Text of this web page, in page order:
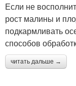
Если не
рост малины и
подкармливать
способов
читать дальше →